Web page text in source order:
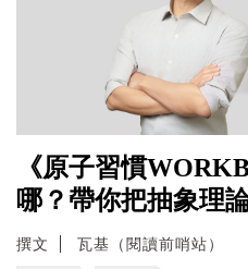
《原子習慣
哪？帶你把抽象理
撰文 瓦基（閱讀前哨站）